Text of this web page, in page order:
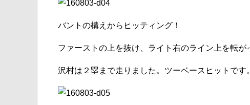
バントの構えからヒッティング！
ファーストの上を抜け、ライト右のライン上を転が
沢村は２塁まで走りました。ツーベースヒットです。